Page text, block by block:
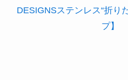
DESIGNSステンレス“折り
プ】